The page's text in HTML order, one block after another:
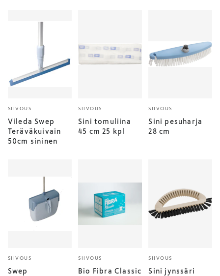
SIIVOUS
Vileda Swep
Teräväkuivain
50cm sininen
SIIVOUS
Sini tomuliina
45 cm 25 kpl
SIIVOUS
Sini pesuharja
28 cm
SIIVOUS
Swep
SIIVOUS
Bio Fibra Classic
SIIVOUS
Sini jynssäri